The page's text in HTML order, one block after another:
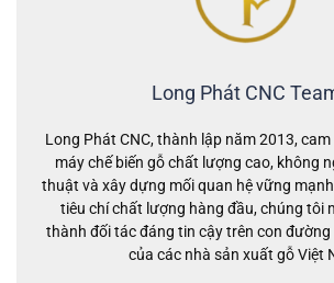
Long Phát CNC
Long Phát CNC, thành lập năm 2013,
máy chế biến gỗ chất lượng cao, không
thuật và xây dựng mối quan hệ vững
tiêu chí chất lượng hàng đầu, chúng tôi
thành đối tác đáng tin cậy trên con đường
của các nhà sản xuất gỗ Việt